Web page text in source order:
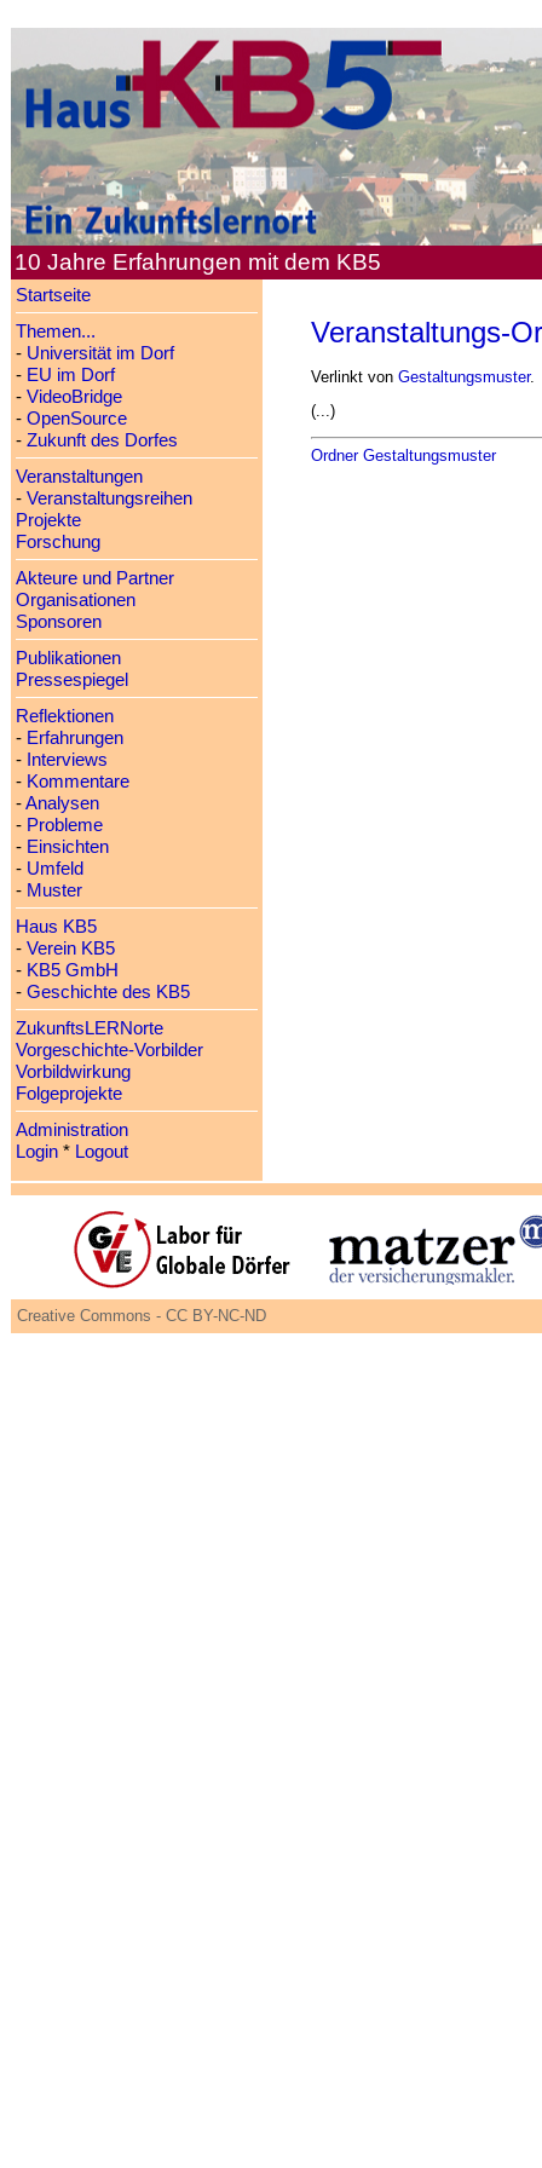
10 Jahre Erfahrungen mit dem KB5
Startseite
Themen...
- Universität im Dorf
- EU im Dorf
- VideoBridge
- OpenSource
- Zukunft des Dorfes
Veranstaltungen
- Veranstaltungsreihen
Projekte
Forschung
Akteure und Partner
Organisationen
Sponsoren
Publikationen
Pressespiegel
Reflektionen
- Erfahrungen
- Interviews
- Kommentare
-Analysen
- Probleme
- Einsichten
- Umfeld
- Muster
Haus KB5
- Verein KB5
- KB5 GmbH
- Geschichte des KB5
ZukunftsLERNorte
Vorgeschichte-Vorbilder
Vorbildwirkung
Folgeprojekte
Administration
Login* Logout
Veranstaltungs-
Verlinkt von Gestaltungsmuster.
(...)
Ordner Gestaltungsmuster
Creative Commons - CC BY-NC-ND